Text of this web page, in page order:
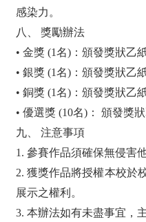
感染力。
八、 獎勵辦法
• 金獎 (1名)：頒發獎狀乙
• 銀獎 (1名)：頒發獎狀乙
• 銅獎 (1名)：頒發獎狀乙
• 優選獎 (10名)： 頒發獎
九、 注意事項
1. 參賽作品須確保無侵害
2. 獲獎作品將授權本校於
展示之權利。
3. 本辦法如有未盡事宜，